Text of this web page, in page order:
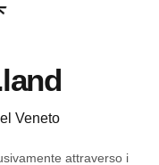
Veneto
attraverso i